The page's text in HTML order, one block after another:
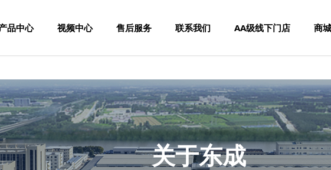
品中心 视频中心 售后服务 联系我们 AA级线下门店 商城
关于东成